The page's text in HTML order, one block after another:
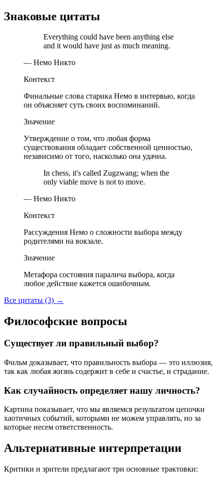
Знаковые цитаты
Everything could have been anything else
and it would have just as much meaning.
— Немо Никто
Контекст
Финальные слова старика Немо в интервью, когда
он объясняет суть своих воспоминаний.
Значение
Утверждение о том, что любая форма
существования обладает собственной ценностью,
независимо от того, насколько она удачна.
In chess, it's called Zugzwang; when the
only viable move is not to move.
— Немо Никто
Контекст
Рассуждения Немо о сложности выбора между
родителями на вокзале.
Значение
Метафора состояния паралича выбора, когда
любое действие кажется ошибочным.
Все цитаты (3) →
Философские вопросы
Существует ли правильный выбор?
Фильм доказывает, что правильность выбора — это иллюзия,
так как любая жизнь содержит в себе и счастье, и страдание.
Как случайность определяет нашу личность?
Картина показывает, что мы являемся результатом цепочки
хаотичных событий, которыми не можем управлять, но за
которые несем ответственность.
Альтернативные интерпретации
Критики и зрители предлагают три основные трактовки: